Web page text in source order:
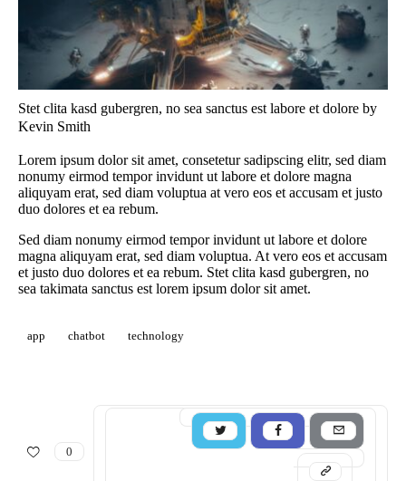
Stet clita kasd gubergren, no sea sanctus est labore et dolore by
Kevin Smith
Lorem ipsum dolor sit amet, consetetur sadipscing elitr, sed diam
nonumy eirmod tempor invidunt ut labore et dolore magna
aliquyam erat, sed diam voluptua at vero eos et accusam et justo
duo dolores et ea rebum.
Sed diam nonumy eirmod tempor invidunt ut labore et dolore
magna aliquyam erat, sed diam voluptua. At vero eos et accusam
et justo duo dolores et ea rebum. Stet clita kasd gubergren, no
sea takimata sanctus est lorem ipsum dolor sit amet.
app chatbot technology
0